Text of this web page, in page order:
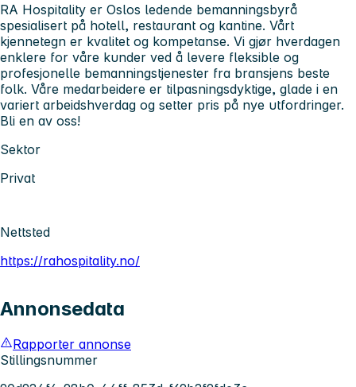
RA Hospitality er Oslos ledende bemanningsbyrå
spesialisert på hotell, restaurant og kantine. Vårt
kjennetegn er kvalitet og kompetanse. Vi gjør hverdagen
enklere for våre kunder ved å levere fleksible og
profesjonelle bemanningstjenester fra bransjens beste
folk. Våre medarbeidere er tilpasningsdyktige, glade i en
variert arbeidshverdag og setter pris på nye utfordringer.
Bli en av oss!
Sektor
Privat
Nettsted
https://rahospitality.no/
Annonsedata
Rapporter annonse
Stillingsnummer